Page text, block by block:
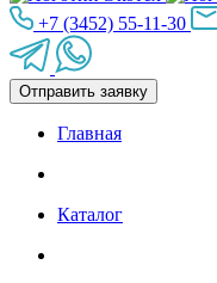
+7 (3452) 55-11-30
Отправить заявку
Главная
Каталог